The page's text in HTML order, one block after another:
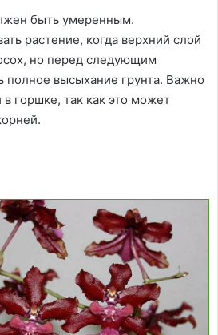
быть умеренным.
растение, когда верхний слой
но перед следующим
полное высыхание грунта. Важно
в горшке, так как это может